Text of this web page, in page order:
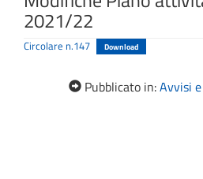
2021/22
Circolare n.147 Download
Pubblicato in:Avvisi